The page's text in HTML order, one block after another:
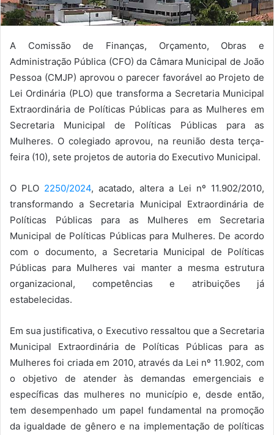
A Comissão de Finanças, Orçamento, Obras e
Administração Pública (CFO) da Câmara Municipal de João
Pessoa (CMJP) aprovou o parecer favorável ao Projeto de
Lei Ordinária (PLO) que transforma a Secretaria Municipal
Extraordinária de Políticas Públicas para as Mulheres em
Secretaria Municipal de Políticas Públicas para as
Mulheres. O colegiado aprovou, na reunião desta terça-
feira (10), sete projetos de autoria do Executivo Municipal.
O PLO 2250/2024, acatado, altera a Lei nº 11.902/2010,
transformando a Secretaria Municipal Extraordinária de
Políticas Públicas para as Mulheres em Secretaria
Municipal de Políticas Públicas para Mulheres. De acordo
com o documento, a Secretaria Municipal de Políticas
Públicas para Mulheres vai manter a mesma estrutura
organizacional, competências e atribuições já
estabelecidas.
Em sua justificativa, o Executivo ressaltou que a Secretaria
Municipal Extraordinária de Políticas Públicas para as
Mulheres foi criada em 2010, através da Lei nº 11.902, com
o objetivo de atender às demandas emergenciais e
específicas das mulheres no município e, desde então,
tem desempenhado um papel fundamental na promoção
da igualdade de gênero e na implementação de políticas